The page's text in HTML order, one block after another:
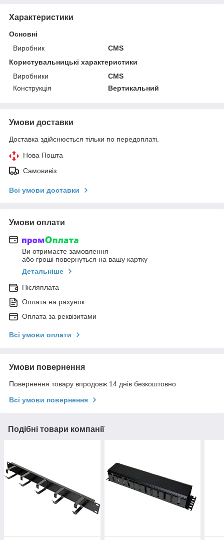
Характеристики
Основні
Виробник
CMS
Користувальницькі характеристики
Виробники
CMS
Конструкція
Вертикальний
Умови доставки
Доставка здійснюється тільки по передоплаті.
Нова Пошта
Самовивіз
Всі умови доставки
Умови оплати
Ви отримаєте замовлення
або гроші повернуться на вашу картку
Детальніше
Післяплата
Оплата на рахунок
Оплата за реквізитами
Всі умови оплати
Умови повернення
Повернення товару впродовж 14 днів безкоштовно
Всі умови повернення
Подібні товари компанії